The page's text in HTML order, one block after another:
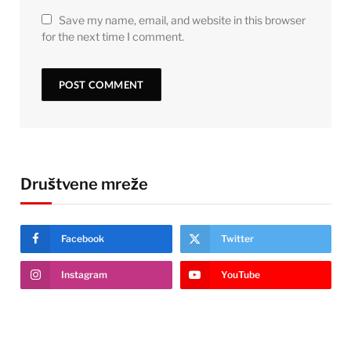
Save my name, email, and website in this browser
for the next time I comment.
Društvene mreže
Facebook Twitter
Instagram YouTube